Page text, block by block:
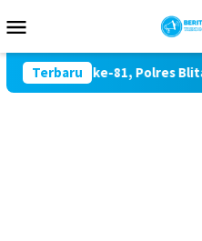
ke
Mobile
TerbaruRI ke-81, Polres Blitar